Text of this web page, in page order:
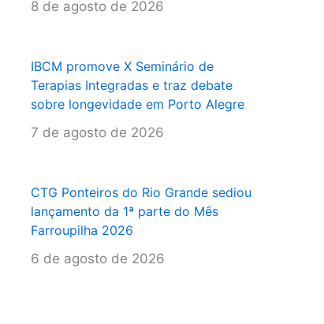
8 de agosto de 2026
IBCM promove X Seminário de
Terapias Integradas e traz debate
sobre longevidade em Porto Alegre
7 de agosto de 2026
CTG Ponteiros do Rio Grande sediou
lançamento da 1ª parte do Mês
Farroupilha 2026
6 de agosto de 2026